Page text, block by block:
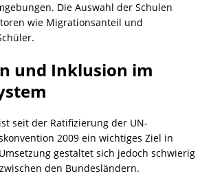
Die Auswahl der Schulen
wie Migrationsanteil und
und Inklusion im
seit der Ratifizierung der UN-
2009 ein wichtiges Ziel in
gestaltet sich jedoch schwierig
den Bundesländern.